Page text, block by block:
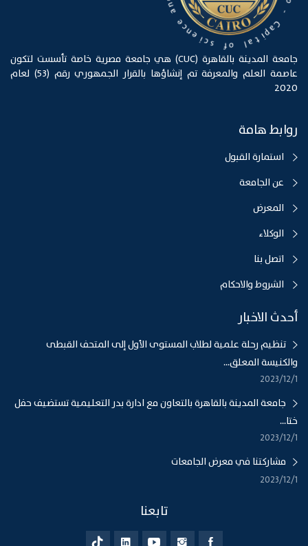
-
a
p
i
t
a
l
f
c
i
e
n
c
e
a
n
d
جامعة المدينة بالقاهرة (CUC) هي جامعة مصرية خاصة تأسست لتكون
عاصمة العلم والمعرفة تم إنشاؤها بالقرار الجمهوري رقم (53) لعام
2020
روابط هامة
استمارة القبول
عن الجامعة
المعرض
الوكلاء
اتصل بنا
الشروط والاحكام
أحدث الاخبار
تنظيم رحلة علمية لطلاب المستوى الأول إلى المتحف القبطى
والكنيسة المعلق...
1‏‏/12‏‏/2023
جامعة المدينة بالقاهرة بالتعاون مع ادارة بدر التعليمية تستضيف حفل
ختا...
1‏‏/12‏‏/2023
مشاركتنا في معرض الجامعات
1‏‏/12‏‏/2023
تابعنا